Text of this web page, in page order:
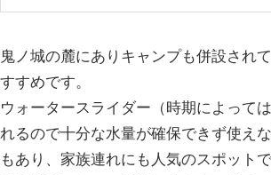
鬼ノ城の麓にありキャンプも併設され
すすめです。
ウォータースライダー（時期によって
れるので十分な水量が確保できず使え
もあり、家族連れにも人気のスポットで